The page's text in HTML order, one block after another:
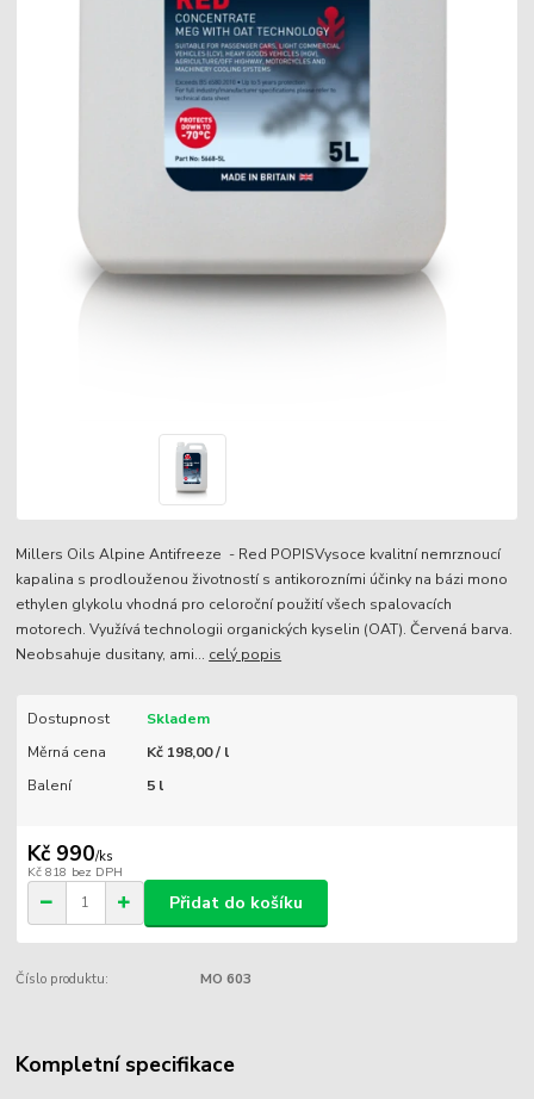
Millers Oils Alpine Antifreeze - Red POPISVysoce kvalitní nemrznoucí
kapalina s prodlouženou životností s antikorozními účinky na bázi mono
ethylen glykolu vhodná pro celoroční použití všech spalovacích
motorech. Využívá technologii organických kyselin (OAT). Červená barva.
Neobsahuje dusitany, ami... celý popis
Dostupnost
Skladem
Měrná cena
Kč 198,00 / l
Balení
5 l
Kč 990/ks
Kč 818 bez DPH
Přidat do košíku
Číslo produktu: MO 603
Kompletní specifikace